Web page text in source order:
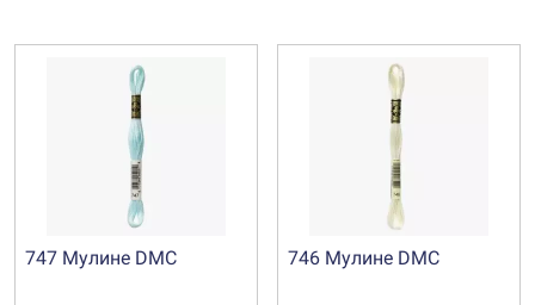
747 Мулине DMC 746 Мулине DMC